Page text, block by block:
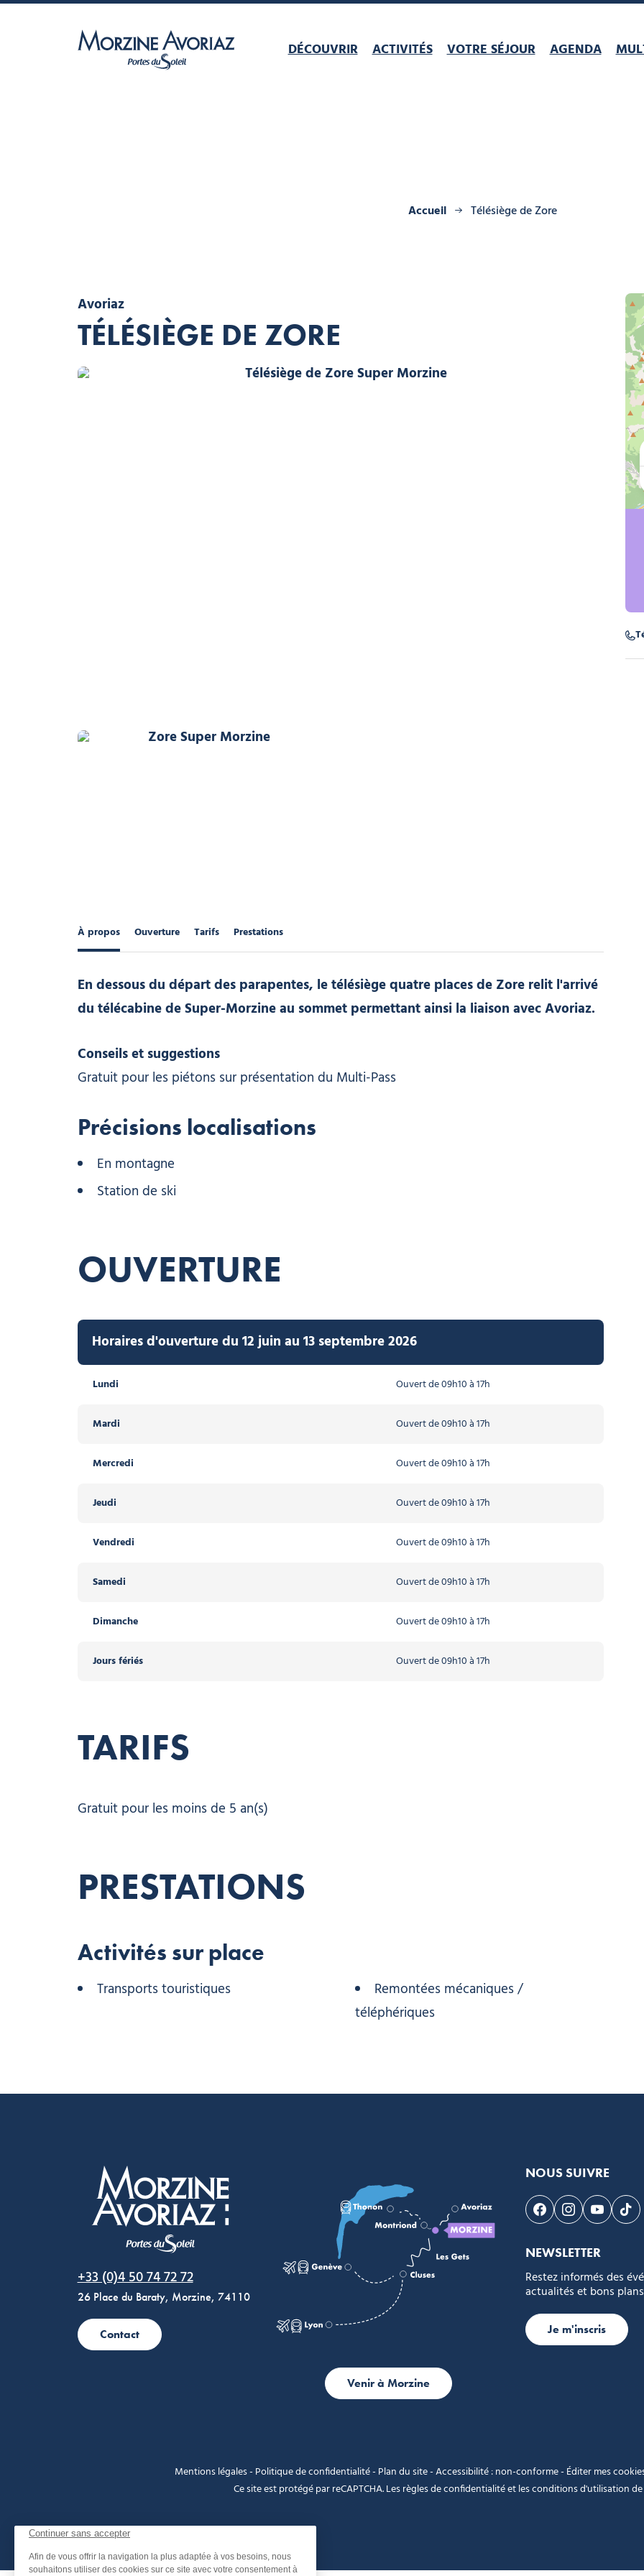
DÉCOUVRIR ACTIVITÉS VOTRE SÉJOUR AGENDA
Accueil Télésiège de Zore
Avoriaz
TÉLÉSIÈGE DE ZORE
Télésiège de Zore Super Morzine
Zore Super Morzine
À propos Ouverture Tarifs Prestations
En dessous du départ des parapentes, le télésiège quatre places de Zore relit l'arrivé
du télécabine de Super-Morzine au sommet permettant ainsi la liaison avec Avoriaz.
Conseils et suggestions
Gratuit pour les piétons sur présentation du Multi-Pass
Précisions localisations
En montagne
Station de ski
OUVERTURE
Horaires d'ouverture du 12 juin au 13 septembre 2026
Lundi Ouvert de 09h10 à 17h
Mardi Ouvert de 09h10 à 17h
Mercredi Ouvert de 09h10 à 17h
Jeudi Ouvert de 09h10 à 17h
Vendredi Ouvert de 09h10 à 17h
Samedi Ouvert de 09h10 à 17h
Dimanche Ouvert de 09h10 à 17h
Jours fériés Ouvert de 09h10 à 17h
TARIFS
Gratuit pour les moins de 5 an(s)
PRESTATIONS
Activités sur place
Transports touristiques
Remontées mécaniques /
téléphériques
+33 (0)4 50 74 72 72
26 Place du Baraty, Morzine, 74110
Contact
Venir à Morzine
NOUS SUIVRE
Suivez-nous sur
Suivez-nous
Suivez-
NEWSLETTER
Restez informés des
actualités et bons
Je m'inscris
Mentions légales- Politique de confidentialité- Plan du site-Accessibilité : non-conforme- Éditer mes
Ce site est protégé par reCAPTCHA. Lesrègles de confidentialitéet lesconditions d'utilisation